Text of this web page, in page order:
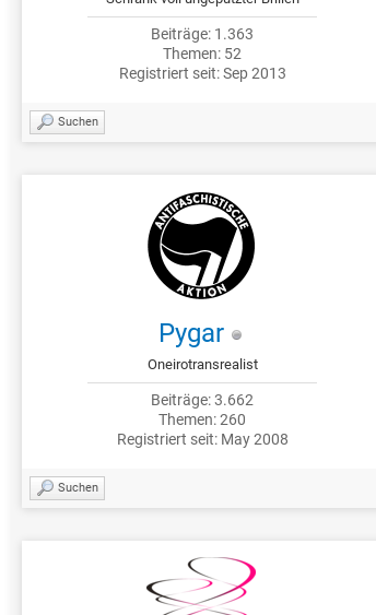
Beiträge: 1.363
Themen: 52
Registriert seit: Sep 2013
Suchen
Pygar
Oneirotransrealist
Beiträge: 3.662
Themen: 260
Registriert seit: May 2008
Suchen